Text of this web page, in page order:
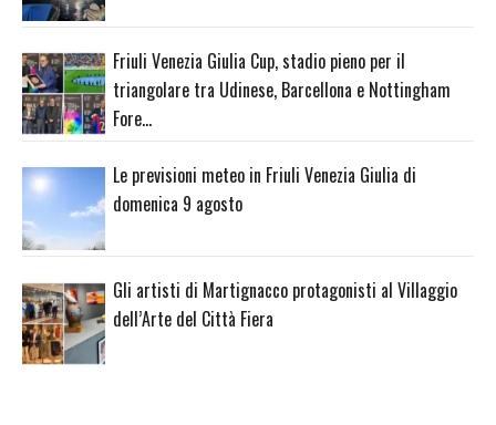
Friuli Venezia Giulia Cup, stadio pieno per il
triangolare tra Udinese, Barcellona e Nottingham
Fore…
Le previsioni meteo in Friuli Venezia Giulia di
domenica 9 agosto
Gli artisti di Martignacco protagonisti al Villaggio
dell’Arte del Città Fiera